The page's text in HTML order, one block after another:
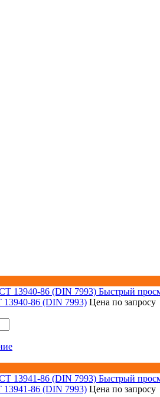
Быстрый
86 (DIN 7993) Цена по запросу
Быстрый
86 (DIN 7993) Цена по запросу